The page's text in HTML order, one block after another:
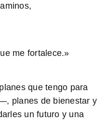
me fortalece.»
que tengo para
planes de bienestar y
un futuro y una